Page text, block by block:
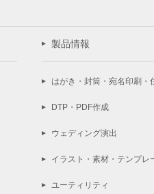
製品情報
はがき・封筒・宛名印刷・
DTP・PDF作成
ウェディング演出
イラスト・素材・テンプレ
ユーティリティ